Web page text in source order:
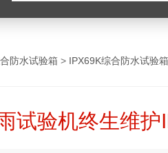
防水试验箱 > IPX69K综合防水试验箱
试验机终生维护